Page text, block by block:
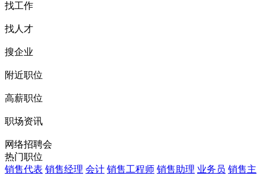
找工作
找人才
搜企业
附近职位
高薪职位
职场资讯
网络招聘会
热门职位
销售代表 销售经理 会计 销售工程师 销售助理 业务员 销售主